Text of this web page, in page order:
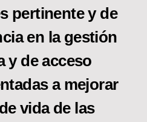
pertinente y de
en la gestión
y de acceso
a mejorar
vida de las